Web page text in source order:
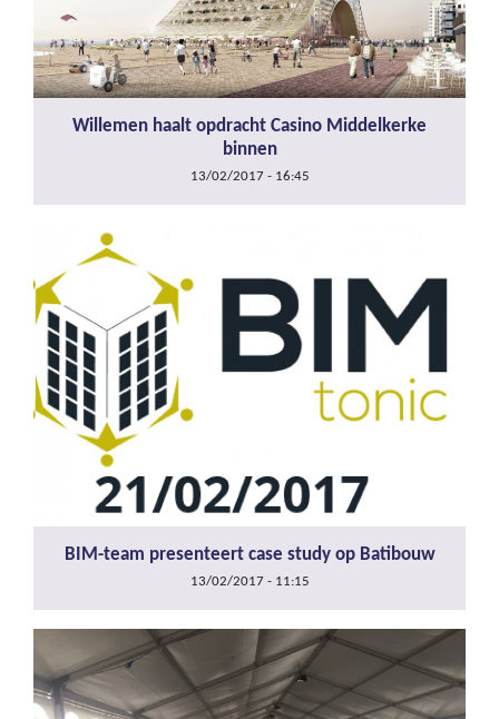
Willemen haalt opdracht Casino Middelkerke
binnen
13/02/2017 - 16:45
BIM-team presenteert case study op Batibouw
13/02/2017 - 11:15